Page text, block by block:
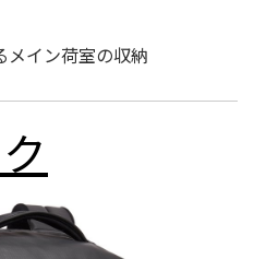
イン荷室の収納